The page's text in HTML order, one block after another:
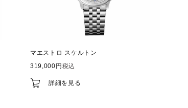
マエストロ スケルトン
319,000
税込
詳細を見る